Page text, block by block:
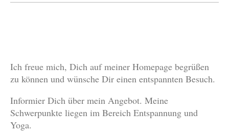
Ich freue mich, Dich auf meiner Homepage begrüßen
zu können und wünsche Dir einen entspannten Besuch.
Informier Dich über mein Angebot. Meine
Schwerpunkte liegen im Bereich Entspannung und
Yoga.